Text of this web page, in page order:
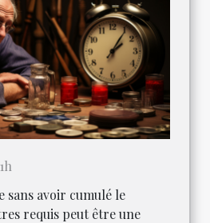
sans avoir cumulé le
requis peut être une